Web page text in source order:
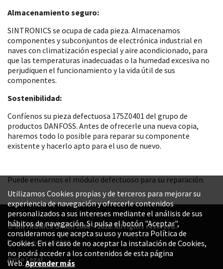
Almacenamiento seguro:
SINTRONICS se ocupa de cada pieza. Almacenamos
componentes y subconjuntos de electrónica industrial en
naves con climatización especial y aire acondicionado, para
que las temperaturas inadecuadas o la humedad excesiva no
perjudiquen el funcionamiento y la vida útil de sus
componentes.
Sostenibilidad:
Confíenos su pieza defectuosa 175Z0401 del grupo de
productos DANFOSS. Antes de ofrecerle una nueva copia,
haremos todo lo posible para reparar su componente
existente y hacerlo apto para el uso de nuevo.
Puede enviarnos el módulo defectuoso para su reparación.
© SINTRONICS GmbH 2008 – 2026. All rights reserved.
+52 1 844 119 8800
Aviso Legal
Utilizamos Cookies propias y de terceros para mejorar su
experiencia de navegación y ofrecerle contenidos
personalizados a sus intereses mediante el análisis de sus
hábitos de navegación. Si pulsa el botón "Aceptar",
consideramos que acepta su uso y nuestra Política de
Cookies. En el caso de no aceptar la instalación de Cookies,
no podrá acceder a los contenidos de esta página
Web.Aprender más